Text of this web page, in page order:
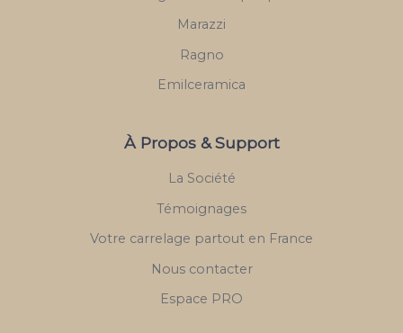
Marazzi
Ragno
Emilceramica
À Propos & Support
La Société
Témoignages
Votre carrelage partout en France
Nous contacter
Espace PRO